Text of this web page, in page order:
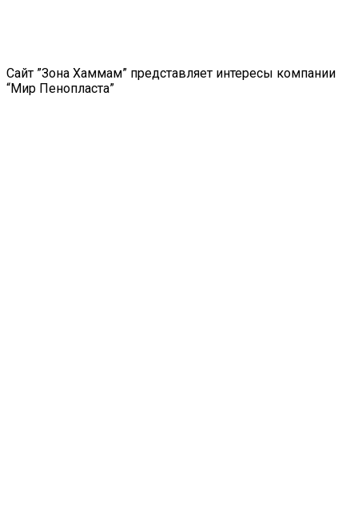
Сайт ”Зона Хаммам” представляет интересы компании
“Мир Пенопласта”